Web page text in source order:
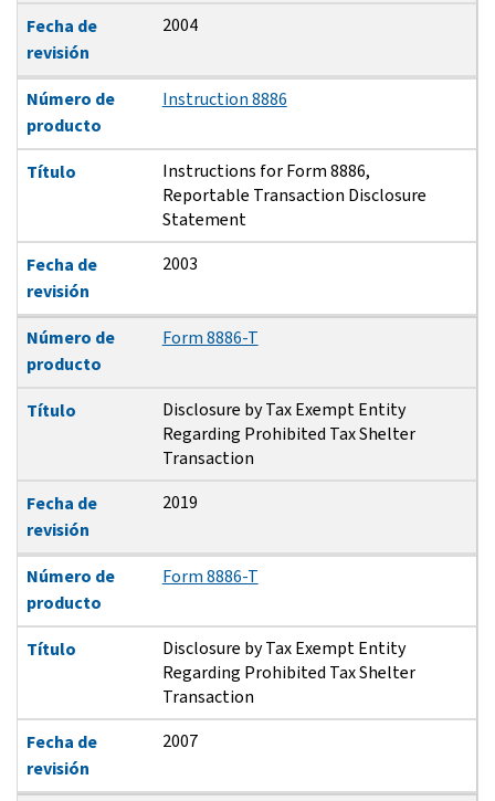
Fecha de
revisión
2004
Número de
producto
Instruction 8886
Título
Instructions for Form 8886,
Reportable Transaction Disclosure
Statement
Fecha de
revisión
2003
Número de
producto
Form 8886-T
Título
Disclosure by Tax Exempt Entity
Regarding Prohibited Tax Shelter
Transaction
Fecha de
revisión
2019
Número de
producto
Form 8886-T
Título
Disclosure by Tax Exempt Entity
Regarding Prohibited Tax Shelter
Transaction
Fecha de
revisión
2007